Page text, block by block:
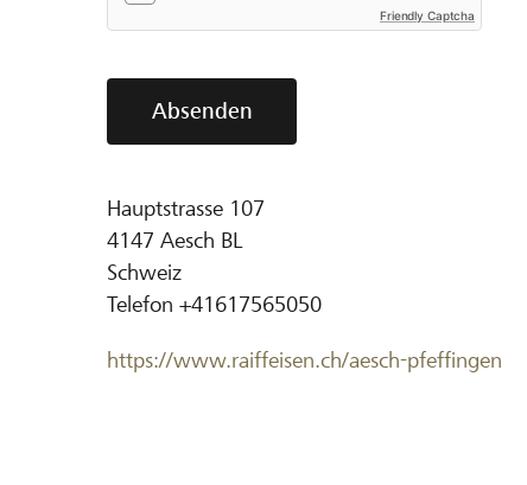
Friendly Captcha
Absenden
Hauptstrasse 107
4147 Aesch BL
Schweiz
Telefon +41617565050
https://www.raiffeisen.ch/aesch-pfeffingen